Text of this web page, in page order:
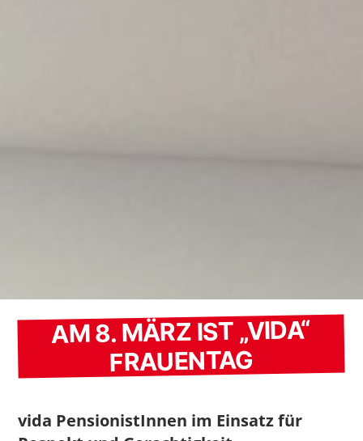
AM 8. MÄRZ IST „VIDA“
FRAUENTAG
vida PensionistInnen im Einsatz für